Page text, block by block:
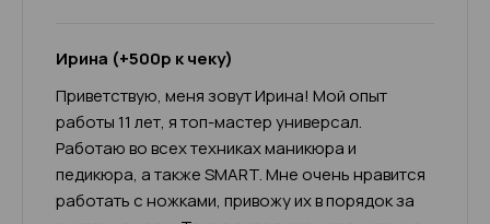
Ирина (+500р к чеку)
Приветствую, меня зовут Ирина! Мой опыт
работы 11 лет, я топ-мастер универсал.
Работаю во всех техниках маникюра и
педикюра, а также SMART. Мне очень нравится
работать с ножками, привожу их в порядок за